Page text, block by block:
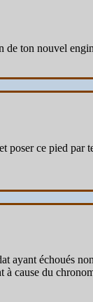
de ton nouvel
ce pied
ayant échoués
du